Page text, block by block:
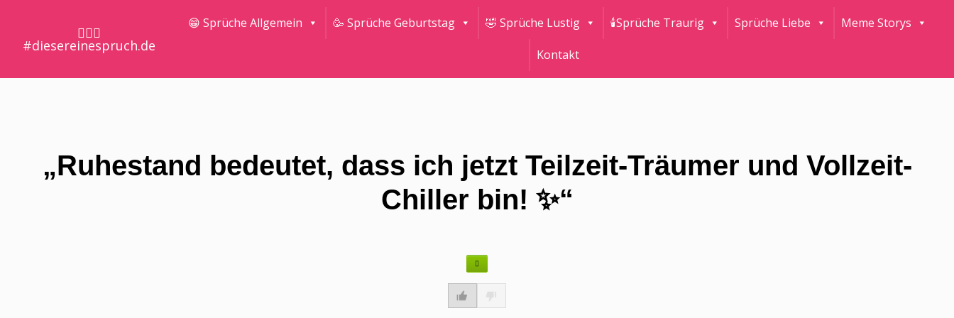
🤷🏼‍♀️
#diesereinespruch.de
😁 Sprüche Allgemein 🥳 Sprüche Geburtstag 🤣 Sprüche Lustig 🕯Sprüche Traurig Sprüche Liebe Meme Storys
Kontakt
„Ruhestand bedeutet, dass ich jetzt Teilzeit-Träumer und Vollzeit-
Chiller bin! ✨“